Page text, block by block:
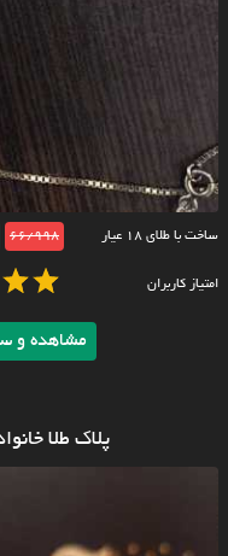
ساخت با طلای ۱۸ عیار 66/998
امتیاز کاربران
مشاهده و
پلاک طلا